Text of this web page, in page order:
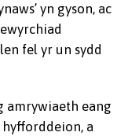
yn gyson, ac
fel yr un sydd
amrywiaeth eang
a